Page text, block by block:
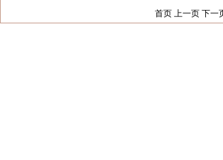
首页 上一页下一